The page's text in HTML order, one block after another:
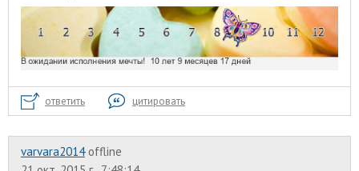
ответить цитировать
varvara2014 offline